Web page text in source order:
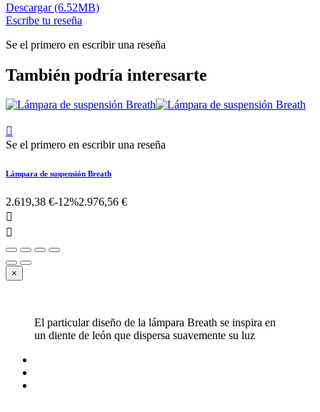
Descargar (6.52MB)
Escribe tu reseña
Se el primero en escribir una reseña
También podría interesarte

Se el primero en escribir una reseña
Lámpara de suspensión Breath
2.619,38 €-12%2.976,56 €


×
El particular diseño de la lámpara Breath se inspira en
un diente de león que dispersa suavemente su luz